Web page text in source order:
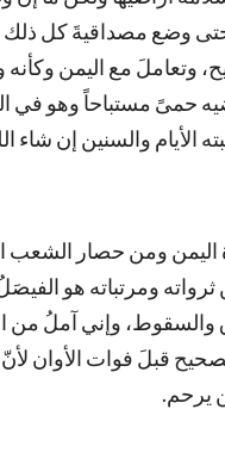
حتى وضع مصداقيةَ كل ذلك
وتعاملَ مع اليمن وكأنه
حمىً مستباحاً وهو في
الأيام والسنين إن شاء
ومن حصار الشعب
ومرتباته هو
والسقوط، وإني آملُ من
قبلَ فوات الأوان لأنّ
يرحم.